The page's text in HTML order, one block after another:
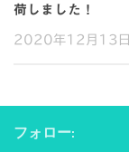
荷しました！
2020年12月13日
フォロー: